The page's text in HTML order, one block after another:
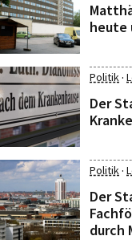
heute
Politik·
Der
Politik·
Der
durch